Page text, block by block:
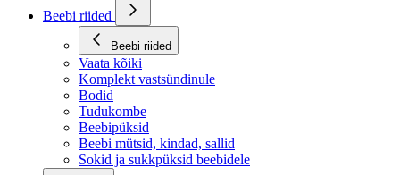
Beebi riided
Beebi riided
Vaata kõiki
Komplekt vastsündinule
Bodid
Tudukombe
Beebipüksid
Beebi mütsid, kindad, sallid
Sokid ja sukkpüksid beebidele